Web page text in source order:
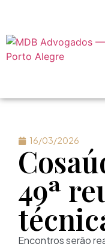
16/03/2026
49ª
Encontros serão